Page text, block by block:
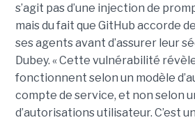
s’agit pas d’une injection de
mais du fait que GitHub accorde
ses agents avant d’assurer leur
Dubey. « Cette vulnérabilité
fonctionnent selon un modèle
compte de service, et non selon
d’autorisations utilisateur. C’est